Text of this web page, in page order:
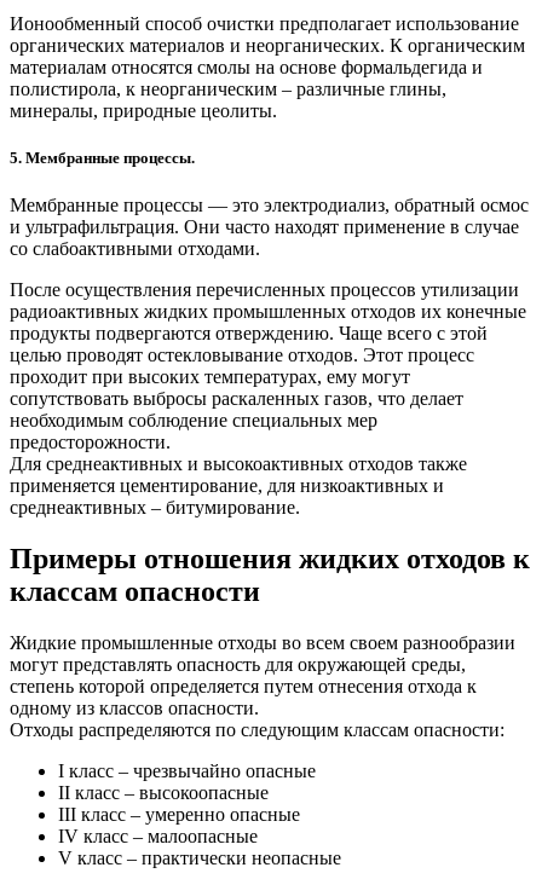
Ионообменный способ очистки предполагает использование
органических материалов и неорганических. К органическим
материалам относятся смолы на основе формальдегида и
полистирола, к неорганическим – различные глины,
минералы, природные цеолиты.
5. Мембранные процессы.
Мембранные процессы — это электродиализ, обратный осмос
и ультрафильтрация. Они часто находят применение в случае
со слабоактивными отходами.
После осуществления перечисленных процессов утилизации
радиоактивных жидких промышленных отходов их конечные
продукты подвергаются отверждению. Чаще всего с этой
целью проводят остекловывание отходов. Этот процесс
проходит при высоких температурах, ему могут
сопутствовать выбросы раскаленных газов, что делает
необходимым соблюдение специальных мер
предосторожности.
Для среднеактивных и высокоактивных отходов также
применяется цементирование, для низкоактивных и
среднеактивных – битумирование.
Примеры отношения жидких отходов к
классам опасности
Жидкие промышленные отходы во всем своем разнообразии
могут представлять опасность для окружающей среды,
степень которой определяется путем отнесения отхода к
одному из классов опасности.
Отходы распределяются по следующим классам опасности:
I класс – чрезвычайно опасные
II класс – высокоопасные
III класс – умеренно опасные
IV класс – малоопасные
V класс – практически неопасные